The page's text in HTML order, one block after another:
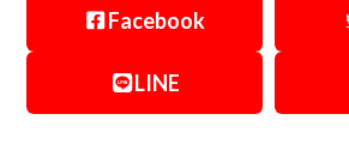
Facebook
LINE